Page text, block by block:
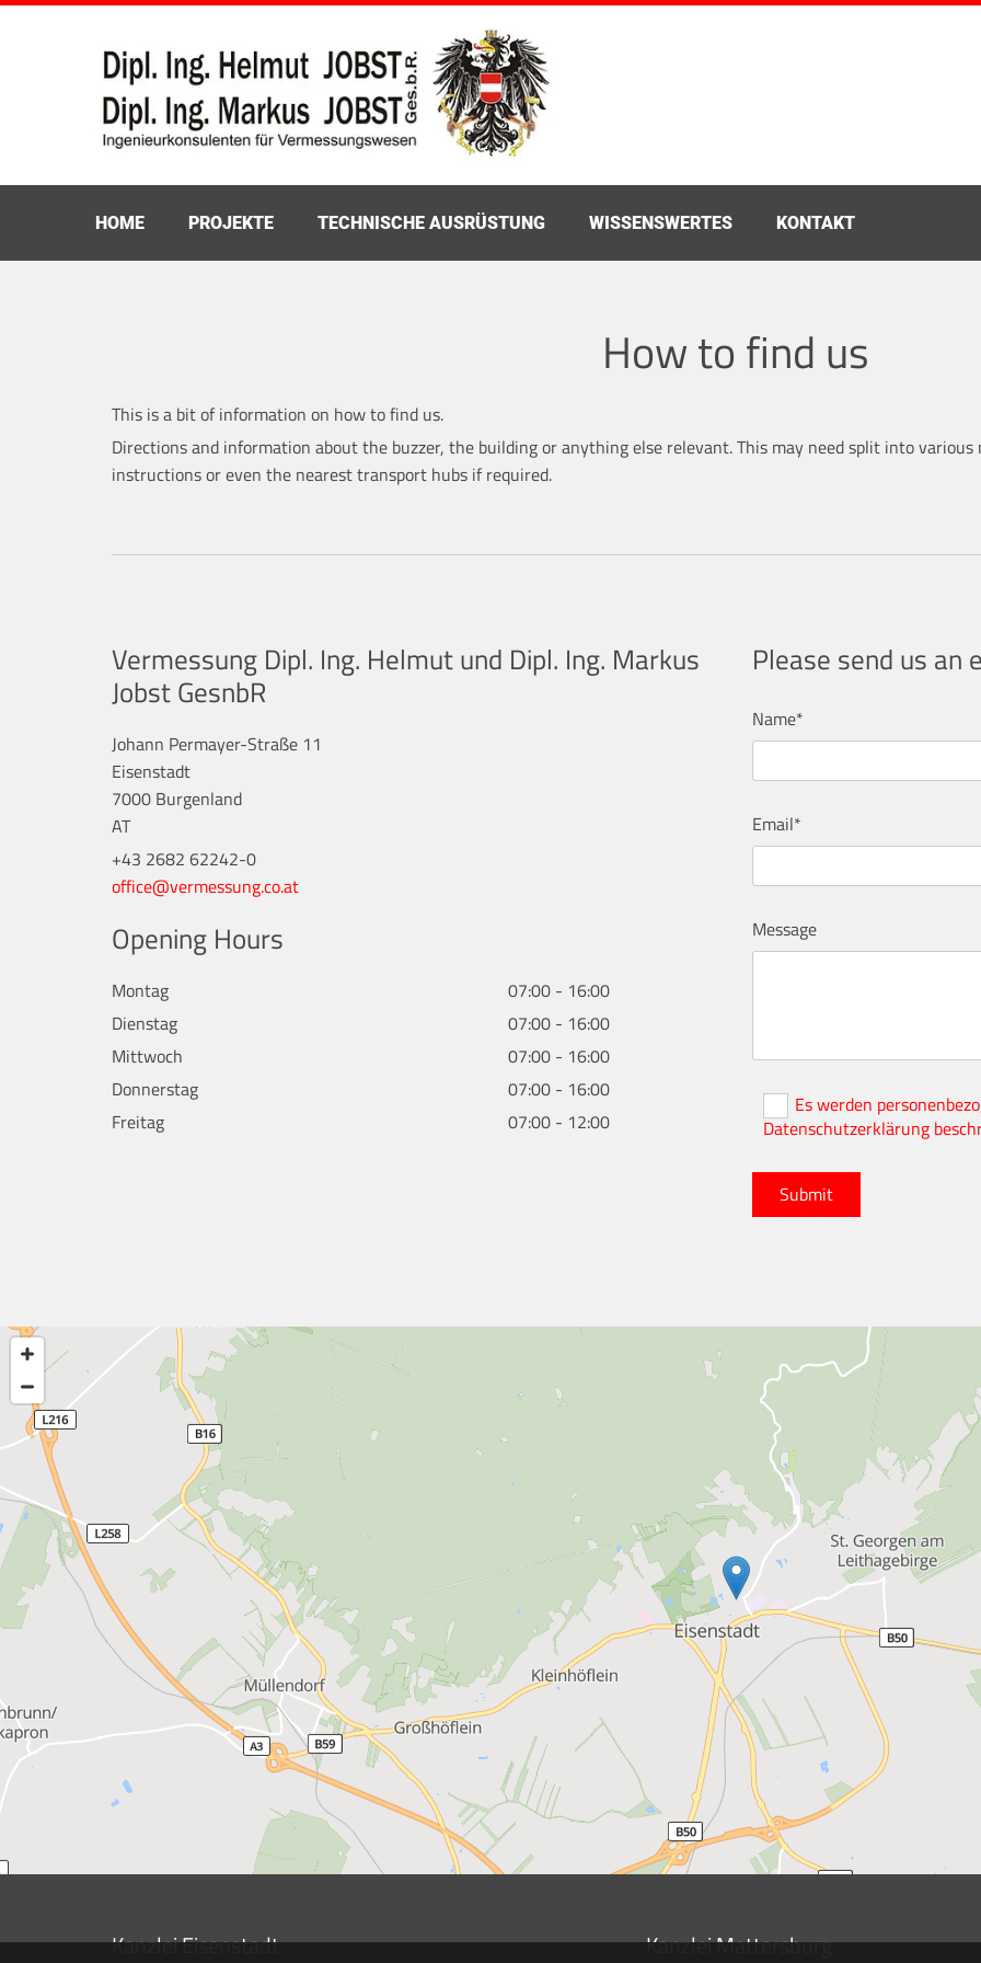
HOME PROJEKTE TECHNISCHE AUSRÜSTUNG WISSENSWERTES KONTAKT
How to find us
This is a bit of information on how to find us.
Directions and information about the buzzer, the building or anything else relevant. This may need split into
instructions or even the nearest transport hubs if required.
Vermessung Dipl. Ing. Helmut und Dipl. Ing. Markus
Jobst GesnbR
Johann Permayer-Straße 11
Eisenstadt
7000 Burgenland
AT
+43 2682 62242-0
office@vermessung.co.at
Opening Hours
Montag
07:00 - 16:00
Dienstag
07:00 - 16:00
Mittwoch
07:00 - 16:00
Donnerstag
07:00 - 16:00
Freitag
07:00 - 12:00
Please send us an
Name*
Email*
Message
Es werden
Datenschutzerklärung
Kanzlei Eisenstadt Kanzlei Mattersburg